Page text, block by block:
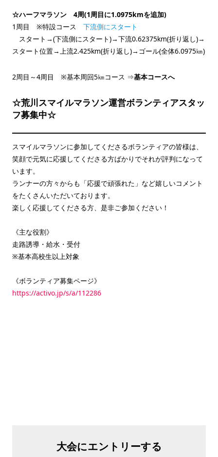
☆ハーフマラソン 4周(1周目に1.0975kmを追加)
1周目 ※特設コース 下流側にスタート
スタート→(下流側にスタート)→下流0.62375km(折り返し)→
スタート位置→上流2.425km(折り返し)→ゴール(全体6.0975㎞)
2周目～4周目 ※基本周回5㎞コース ⇒基本コースへ
☆荒川スマイルマラソン運営ボランティアスタッ
フ募集中☆
スマイルマラソンに参加してくださるボランティアの皆様は、
笑顔で元気に応援してくださる方ばかりでそれが評判になって
います。
ランナーの方々からも「応援で頑張れた」など嬉しいコメント
をたくさんいただいております。
楽しく応援してくださる方、是非ご参加ください！
《主な役割》
走路誘導・給水・受付
※基本高校生以上対象
《ボランティア募集ページ》
https://activo.jp/s/a/112286
大会にエントリーする